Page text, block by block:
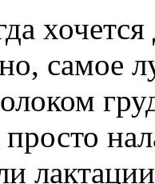
самое